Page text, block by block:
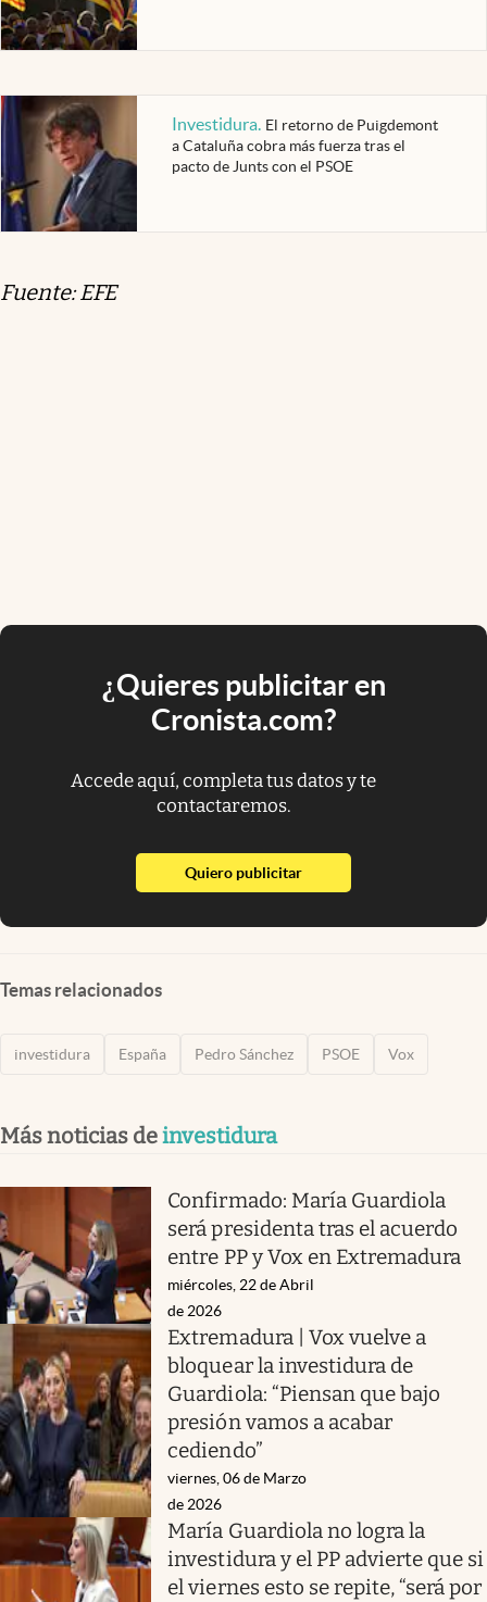
Investidura. El retorno de Puigdemont
a Cataluña cobra más fuerza tras el
pacto de Junts con el PSOE
Fuente: EFE
¿Quieres publicitar en
Cronista.com?
Accede aquí, completa tus datos y te
contactaremos.
Quiero publicitarabre en nueva pestaña
Temas relacionados
investidura España Pedro Sánchez PSOE Vox
Más noticias deinvestidura
Confirmado: María Guardiola
será presidenta tras el acuerdo
entre PP y Vox en Extremadura
miércoles, 22 de Abril
de 2026
Extremadura | Vox vuelve a
bloquear la investidura de
Guardiola: “Piensan que bajo
presión vamos a acabar
cediendo”
viernes, 06 de Marzo
de 2026
María Guardiola no logra la
investidura y el PP advierte que si
el viernes esto se repite, “será por